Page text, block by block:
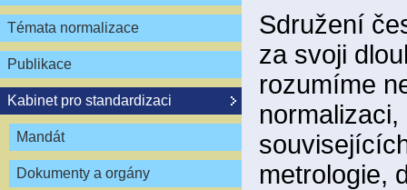
Témata normalizace
Publikace
Kabinet pro standardizaci
Mandát
Dokumenty a orgány
Sdružení
za svoji
rozumíme
metrologie,